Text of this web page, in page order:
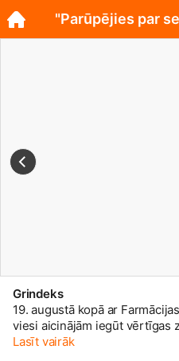
Grindeks
19. augustā kopā ar
viesi aicinājām iegūt vērtīgas
kokteiļu jeb smūtiju
Lasīt vairāk
"Parūpējies par